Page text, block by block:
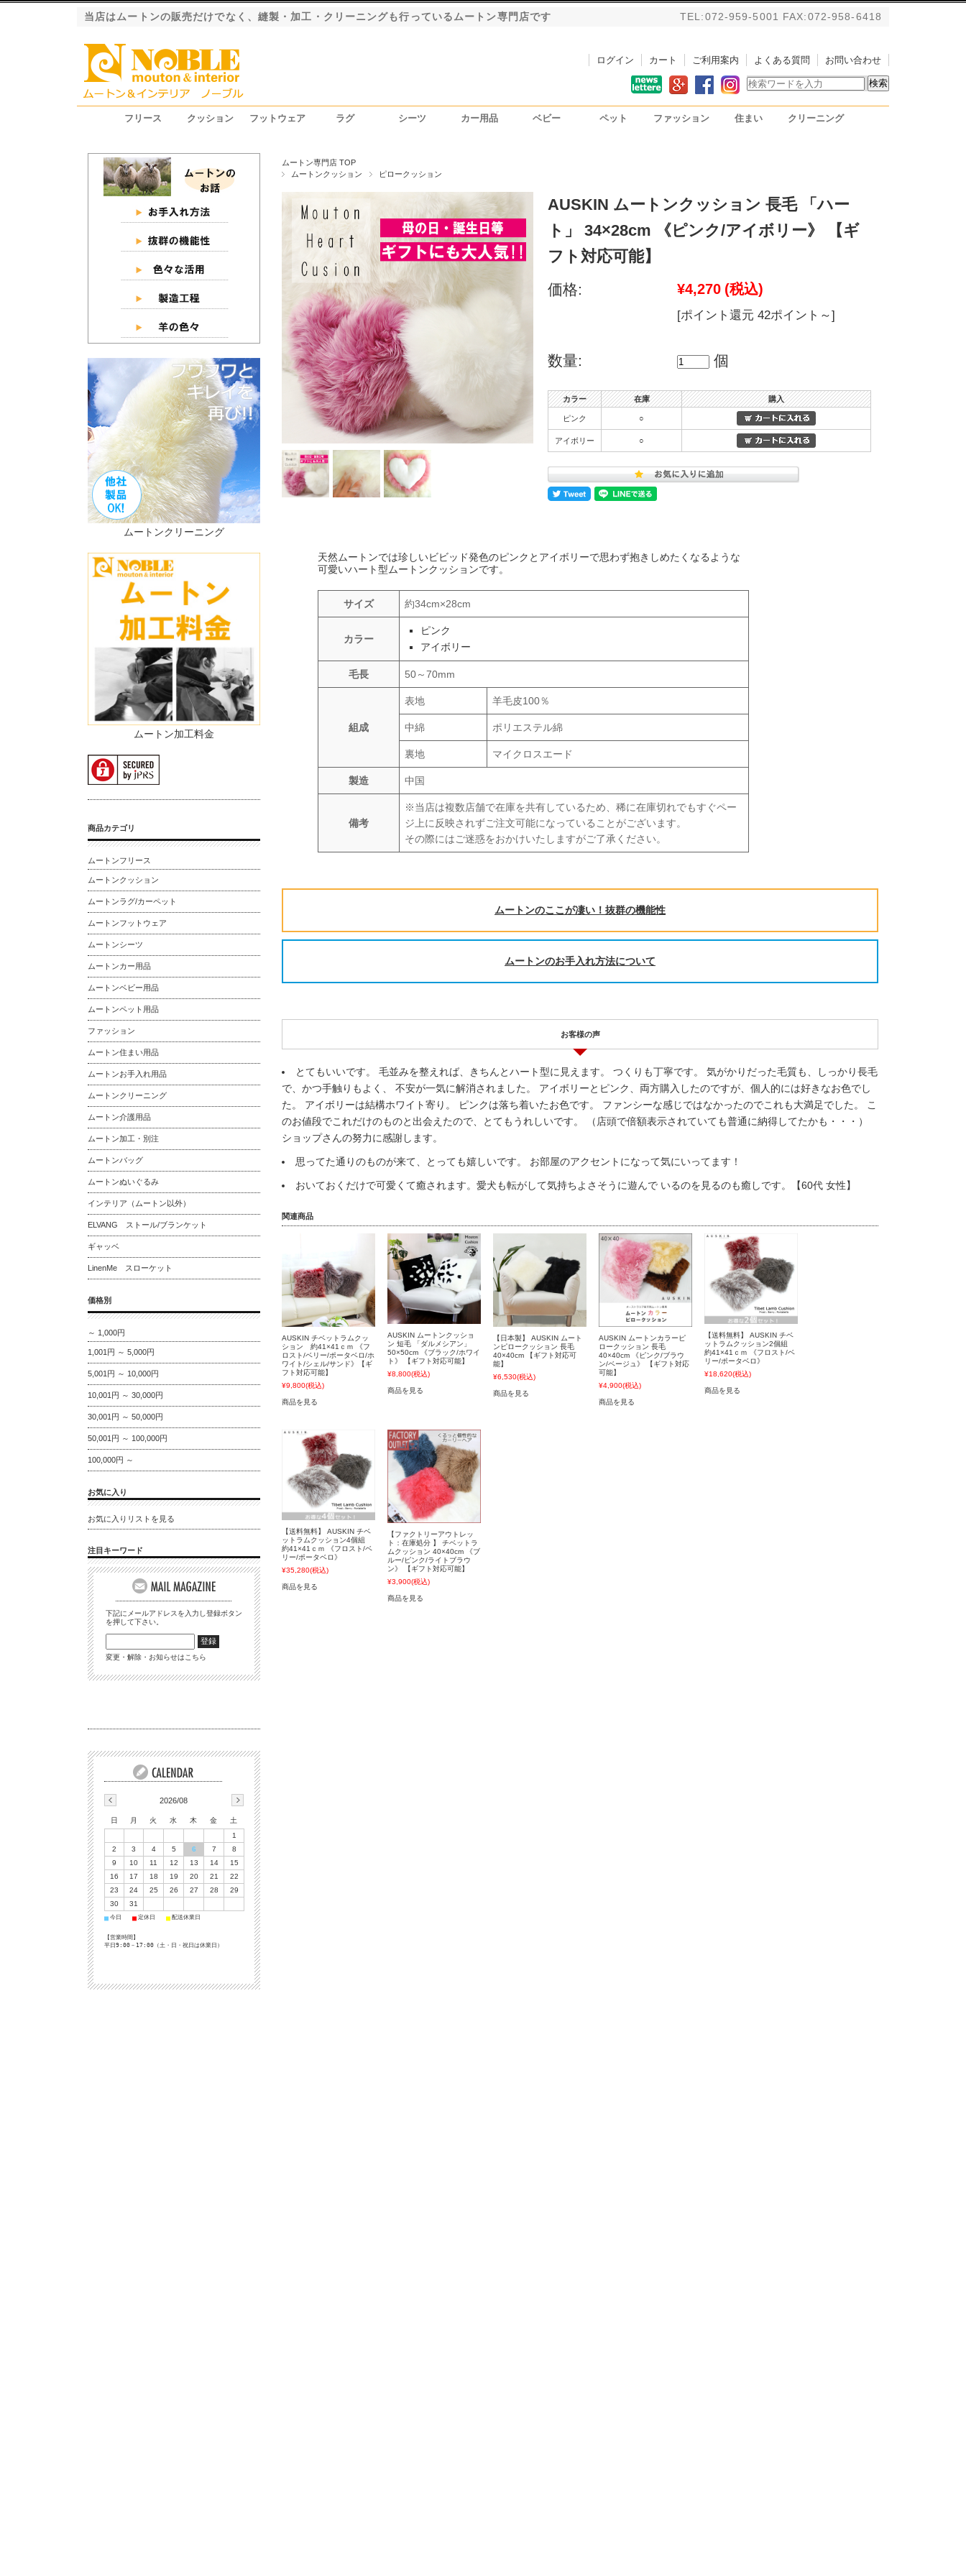
当店はムートンの販売だけでなく、縫製・加工・クリーニングも行っているムートン専門店です TEL:072-959-5001 FAX:072-958-6418
お問い合わせ
よくある質問
ご利用案内
カート
ログイン
フリース クッション フットウェア ラグ シーツ カー用品 ベビー ペット ファッション 住まい クリーニング
ムートン専門店 TOP
ムートンクッション
ピロークッション
AUSKIN ムートンクッション 長毛 「ハー
ト」 34×28cm 《ピンク/アイボリー》 【ギ
フト対応可能】
価格: ¥4,270 (税込)
[ポイント還元 42ポイント～]
数量: 個
カラー 在庫 購入
ピンク ○
アイボリー ○
天然ムートンでは珍しいビビッド発色のピンクとアイボリーで思わず抱きしめたくなるような
可愛いハート型ムートンクッションです。
サイズ 約34cm×28cm
カラー
ピンク
アイボリー
毛長 50～70mm
組成
表地 羊毛皮100％
中綿 ポリエステル綿
裏地 マイクロスエード
製造 中国
備考
※当店は複数店舗で在庫を共有しているため、稀に在庫切れでもすぐペー
ジ上に反映されずご注文可能になっていることがございます。
その際にはご迷惑をおかけいたしますがご了承ください。
ムートンのここが凄い！抜群の機能性
ムートンのお手入れ方法について
お客様の声
とてもいいです。 毛並みを整えれば、きちんとハート型に見えます。 つくりも丁寧です。 気がかりだった毛質も、しっかり長毛
で、かつ手触りもよく、 不安が一気に解消されました。 アイボリーとピンク、両方購入したのですが、個人的には好きなお色でし
た。 アイボリーは結構ホワイト寄り。 ピンクは落ち着いたお色です。 ファンシーな感じではなかったのでこれも大満足でした。 こ
のお値段でこれだけのものと出会えたので、とてもうれしいです。 （店頭で倍額表示されていても普通に納得してたかも・・・）
ショップさんの努力に感謝します。
思ってた通りのものが来て、とっても嬉しいです。 お部屋のアクセントになって気にいってます！
おいておくだけで可愛くて癒されます。愛犬も転がして気持ちよさそうに遊んで いるのを見るのも癒しです。【60代 女性】
関連商品
AUSKIN チベットラムクッ
ション 約41×41ｃｍ 《フ
ロスト/ベリー/ポータベロ/ホ
ワイト/シェル/サンド》【ギ
フト対応可能】
¥9,800(税込)
商品を見る
AUSKIN ムートンクッショ
ン 短毛 「ダルメシアン」
50×50cm 《ブラック/ホワイ
ト》 【ギフト対応可能】
¥8,800(税込)
商品を見る
【日本製】 AUSKIN ムート
ンピロークッション 長毛
40×40cm 【ギフト対応可
能】
¥6,530(税込)
商品を見る
AUSKIN ムートンカラーピ
ロークッション 長毛
40×40cm 《ピンク/ブラウ
ン/ベージュ》 【ギフト対応
可能】
¥4,900(税込)
商品を見る
【送料無料】 AUSKIN チベ
ットラムクッション2個組
約41×41ｃｍ 《フロスト/ベ
リー/ポータベロ》
¥18,620(税込)
商品を見る
【送料無料】 AUSKIN チベ
ットラムクッション4個組
約41×41ｃｍ 《フロスト/ベ
リー/ポータベロ》
¥35,280(税込)
商品を見る
【ファクトリーアウトレッ
ト：在庫処分 】 チベットラ
ムクッション 40×40cm 《ブ
ルー/ピンク/ライトブラウ
ン》 【ギフト対応可能】
¥3,900(税込)
商品を見る
ムートンクリーニング
ムートン加工料金
商品カテゴリ
ムートンフリース
ムートンクッション
ムートンラグ/カーペット
ムートンフットウェア
ムートンシーツ
ムートンカー用品
ムートンベビー用品
ムートンペット用品
ファッション
ムートン住まい用品
ムートンお手入れ用品
ムートンクリーニング
ムートン介護用品
ムートン加工・別注
ムートンバッグ
ムートンぬいぐるみ
インテリア（ムートン以外）
ELVANG ストール/ブランケット
ギャッベ
LinenMe スローケット
価格別
～ 1,000円
1,001円 ～ 5,000円
5,001円 ～ 10,000円
10,001円 ～ 30,000円
30,001円 ～ 50,000円
50,001円 ～ 100,000円
100,000円 ～
お気に入り
お気に入りリストを見る
注目キーワード
下記にメールアドレスを入力し登録ボタン
を押して下さい。
変更・解除・お知らせはこちら
2026/08
日 月 火 水 木 金
土
1
2
3 4 5 6 7
8
9
10 11 12 13 14
15
16
17 18 19 20 21
22
23
24 25 26 27 28
29
30
31
■ 今日 ■ 定休日 ■ 配送休業日
【営業時間】
平日9:00－17:00（土・日・祝日は休業日）